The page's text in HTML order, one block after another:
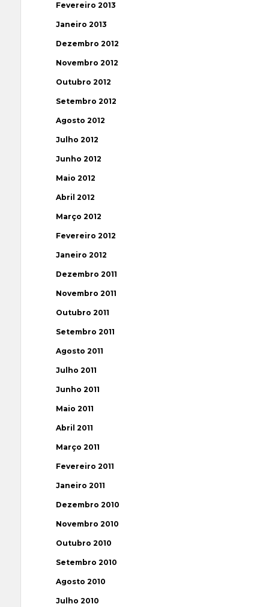
Fevereiro 2013
Janeiro 2013
Dezembro 2012
Novembro 2012
Outubro 2012
Setembro 2012
Agosto 2012
Julho 2012
Junho 2012
Maio 2012
Abril 2012
Março 2012
Fevereiro 2012
Janeiro 2012
Dezembro 2011
Novembro 2011
Outubro 2011
Setembro 2011
Agosto 2011
Julho 2011
Junho 2011
Maio 2011
Abril 2011
Março 2011
Fevereiro 2011
Janeiro 2011
Dezembro 2010
Novembro 2010
Outubro 2010
Setembro 2010
Agosto 2010
Julho 2010